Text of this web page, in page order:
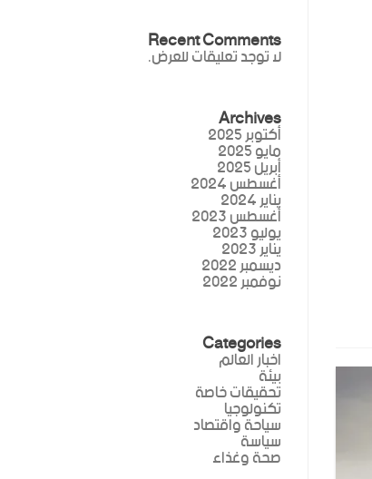
Recent Comments
لا توجد تعليقات للعرض.
Archives
أكتوبر 2025
مايو 2025
أبريل 2025
أغسطس 2024
يناير 2024
أغسطس 2023
يوليو 2023
يناير 2023
ديسمبر 2022
نوفمبر 2022
Categories
اخبار العالم
بيئة
تحقيقات خاصة
تكنولوجيا
سياحة واقتصاد
سياسة
صحة وغذاء